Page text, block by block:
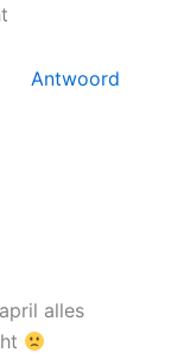
Antwoord
alles